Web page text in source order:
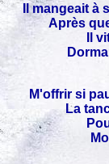
Il mangeait
Après
Il
M'offrir si
La